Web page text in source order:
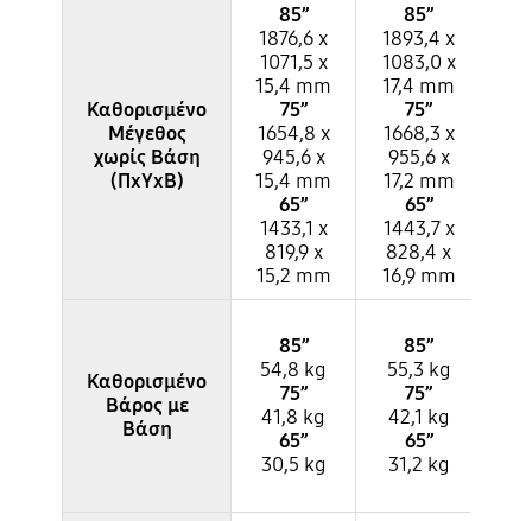
Καθορισμένο
Μέγεθος
χωρίς Βάση
(ΠxΥxΒ)
85”
1876,6 x
1071,5 x
15,4 mm
75”
1654,8 x
945,6 x
15,4 mm
65”
1433,1 x
819,9 x
15,2 mm
85”
1893,4 x
1083,0 x
17,4 mm
75”
1668,3 x
955,6 x
17,2 mm
65”
1443,7 x
828,4 x
16,9 mm
Καθορισμένο
Βάρος με
Βάση
85”
54,8 kg
75”
41,8 kg
65”
30,5 kg
85”
55,3 kg
75”
42,1 kg
65”
31,2 kg